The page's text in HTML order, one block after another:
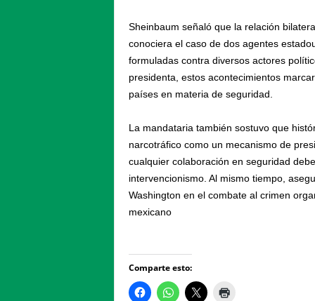
Sheinbaum señaló que la relación
conociera el caso de dos agentes
formuladas contra diversos actores
presidenta, estos acontecimientos
países en materia de seguridad.
La mandataria también sostuvo que
narcotráfico como un mecanismo de
cualquier colaboración en seguridad
intervencionismo. Al mismo tiempo,
Washington en el combate al crimen
mexicano
Comparte esto: